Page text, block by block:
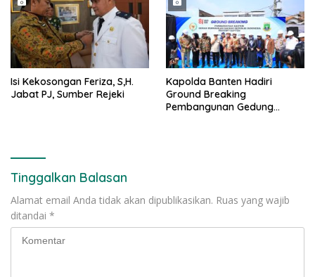
Isi Kekosongan Feriza, S,H.
Jabat PJ, Sumber Rejeki
Kapolda Banten Hadiri
Ground Breaking
Pembangunan Gedung
Tinggalkan Balasan
Alamat email Anda tidak akan dipublikasikan. Ruas yang wajib
ditandai *